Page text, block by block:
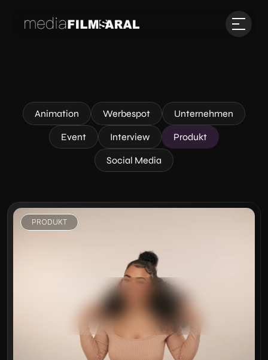
Animation Werbespot Unternehmen
Event Interview Produkt
Social Media
PRODUKT
VIEW PROJECT